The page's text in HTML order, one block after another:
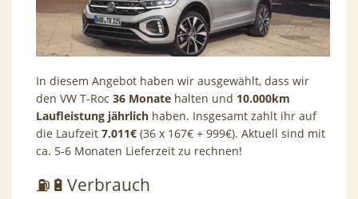
In diesem Angebot haben wir ausgewählt, dass wir
den VW T-Roc 36 Monate halten und 10.000km
Laufleistung jährlich haben. Insgesamt zahlt ihr auf
die Laufzeit 7.011€ (36 x 167€ + 999€). Aktuell sind mit
ca. 5-6 Monaten Lieferzeit zu rechnen!
⛽️🔋Verbrauch